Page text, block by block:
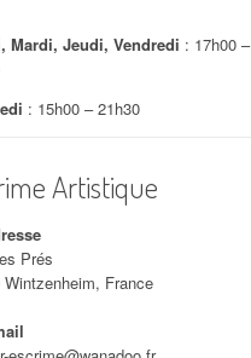
Mardi, Jeudi, Vendredi : 17h00 –
: 15h00 – 21h30
Artistique
Prés
Wintzenheim, France